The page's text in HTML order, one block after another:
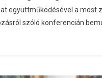
együttműködésével a most
szóló konferencián